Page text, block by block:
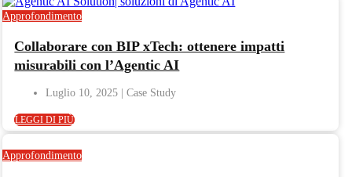
Approfondimento
Collaborare con BIP xTech: ottenere impatti
misurabili con l’Agentic AI
Luglio 10, 2025
LEGGI DI PIÙ
Approfondimento